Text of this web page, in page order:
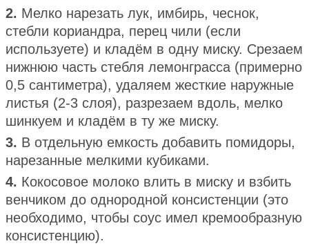
2. Мелко нарезать лук, имбирь, чеснок,
стебли кориандра, перец чили (если
используете) и кладём в одну миску. Срезаем
нижнюю часть стебля лемонграсса (примерно
0,5 сантиметра), удаляем жесткие наружные
листья (2-3 слоя), разрезаем вдоль, мелко
шинкуем и кладём в ту же миску.
3. В отдельную емкость добавить помидоры,
нарезанные мелкими кубиками.
4. Кокосовое молоко влить в миску и взбить
венчиком до однородной консистенции (это
необходимо, чтобы соус имел кремообразную
консистенцию).